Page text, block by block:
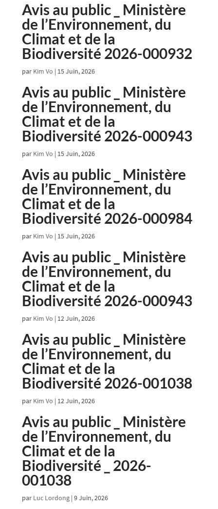
Avis au public _ Ministère
de l’Environnement, du
Climat et de la
Biodiversité 2026-000932
par Kim Vo | 15 Juin, 2026
Avis au public _ Ministère
de l’Environnement, du
Climat et de la
Biodiversité 2026-000943
par Kim Vo | 15 Juin, 2026
Avis au public _ Ministère
de l’Environnement, du
Climat et de la
Biodiversité 2026-000984
par Kim Vo | 15 Juin, 2026
Avis au public _ Ministère
de l’Environnement, du
Climat et de la
Biodiversité 2026-000943
par Kim Vo | 12 Juin, 2026
Avis au public _ Ministère
de l’Environnement, du
Climat et de la
Biodiversité 2026-001038
par Kim Vo | 12 Juin, 2026
Avis au public _ Ministère
de l’Environnement, du
Climat et de la
Biodiversité _ 2026-
001038
par Luc Lordong| 9 Juin, 2026